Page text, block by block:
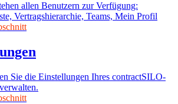
allen Benutzern zur Verfügung:
Vertragshierarchie, Teams, Mein Profil
Sie die Einstellungen Ihres contractSILO-